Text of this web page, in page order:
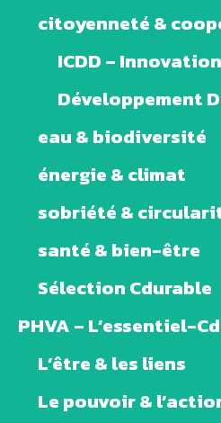
citoyenneté &
ICDD –
Développement
eau & biodiversité
énergie & climat
sobriété &
santé & bien-être
Sélection Cdurable
PHVA – L’essentiel-
L’être & les liens
Le pouvoir &